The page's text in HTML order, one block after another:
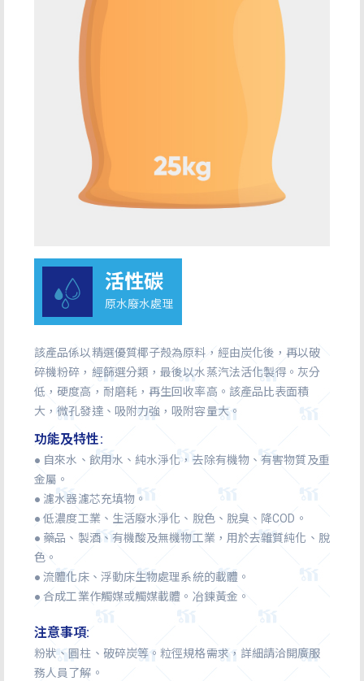
活性碳
原水廢水處理
該產品係以精選優質椰子殼為原料，經由炭化後，再以破
碎機粉碎，經篩選分類，最後以水蒸汽法活化製得。灰分
低，硬度高，耐磨耗，再生回收率高。該產品比表面積
大，微孔發達、吸附力強，吸附容量大。
功能及特性:
● 自來水、飲用水、純水淨化，去除有機物、有害物質及重
金屬。
● 濾水器濾芯充填物。
● 低濃度工業、生活廢水淨化、脫色、脫臭、降COD。
● 藥品、製酒、有機酸及無機物工業，用於去雜質純化、脫
色。
● 流體化床、浮動床生物處理系統的載體。
● 合成工業作觸媒或觸媒載體。冶鍊黃金。
注意事項:
粉狀、圓柱、破碎炭等。粒徑規格需求，詳細請洽開廣服
務人員了解。